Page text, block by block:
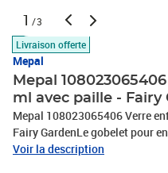
1 /3
Livraison offerte
Mepal
Mepal
ml avec paille - Fairy
Mepal 108023065406 Verre
Fairy GardenLe gobelet pour
du motif Fairy Garden, d'une
Voir la description